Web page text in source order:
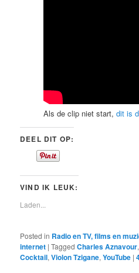
Als de clip niet start,dit is
DEEL DIT OP:
VIND IK LEUK:
Laden...
Posted in Radio en TV, films en
internet |Tagged Charles Aznavour
Cocktail,Violon Tzigane,YouTube |